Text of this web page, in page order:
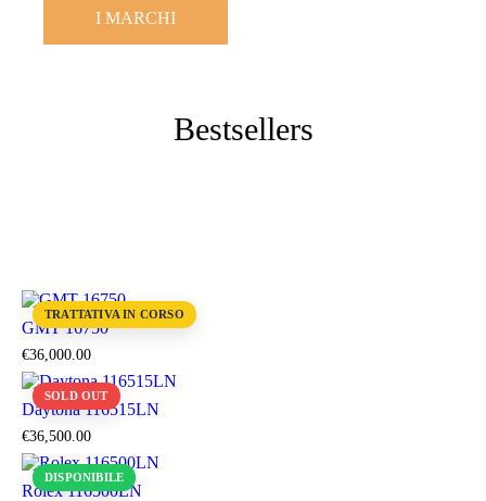
I MARCHI
Bestsellers
TRATTATIVA IN CORSO
GMT 16750
€36,000.00
SOLD OUT
Daytona 116515LN
€36,500.00
DISPONIBILE
Rolex 116500LN